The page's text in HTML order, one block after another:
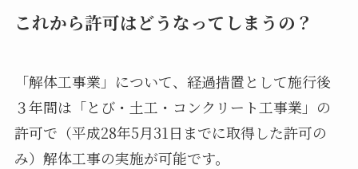
これから許可はどうなってしまうの？
「解体工事業」について、経過措置として施行後
３年間は「とび・土工・コンクリート工事業」の
許可で（平成28年5月31日までに取得した許可の
み）解体工事の実施が可能です。